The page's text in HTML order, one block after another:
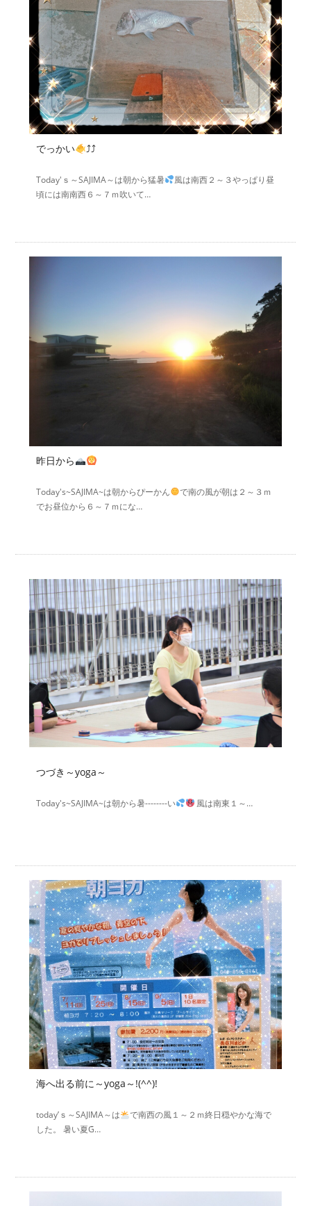
でっかい ⤴⤴
Today'ｓ～SAJIMA～は朝から猛暑
風は南西２～３やっぱり昼
頃には南南西６～７ｍ吹いて…
昨日から
Today's~SAJIMA~は朝からぴーかん
で南の風が朝は２～３ｍ
でお昼位から６～７ｍにな…
つづき～yoga～
Today's~SAJIMA~は朝から暑--------い 風は南東１～…
海へ出る前に～yoga～!(^^)!
today’ｓ～SAJIMA～は
で南西の風１～２ｍ終日穏やかな海で
した。 暑い夏Ǵ…